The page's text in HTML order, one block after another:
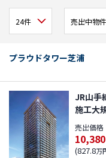
プラウドタワー芝浦
JR山手
施工大
売出価格
10,380
(827.8万